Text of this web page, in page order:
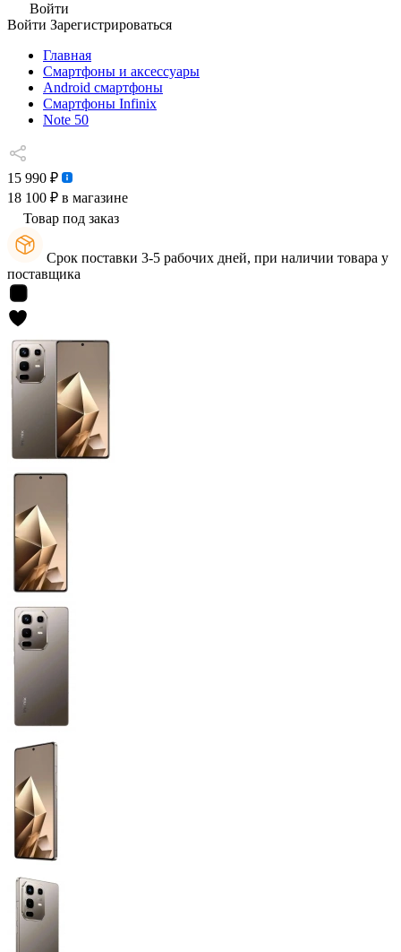
Войти
Войти Зарегистрироваться
Главная
Смартфоны и аксессуары
Android cмартфоны
Смартфоны Infinix
Note 50
15 990 ₽
18 100 ₽ в магазине
Товар под заказ
Срок поставки 3-5 рабочих дней, при наличии товара у
поставщика